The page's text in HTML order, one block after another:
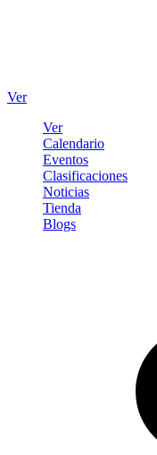
Ver
Ver
Calendario
Eventos
Clasificaciones
Noticias
Tienda
Blogs